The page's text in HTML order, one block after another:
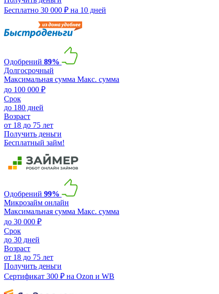
Бесплатно 30 000 ₽ на 10 дней
Одобрений 89%
Долгосрочный
Максимальная сумма Макс. сумма
до 100 000 ₽
Срок
до 180 дней
Возраст
от 18 до 75 лет
Получить деньги
Бесплатный займ!
Одобрений 99%
Микрозайм онлайн
Максимальная сумма Макс. сумма
до 30 000 ₽
Срок
до 30 дней
Возраст
от 18 до 75 лет
Получить деньги
Сертификат 300 ₽ на Ozon и WB